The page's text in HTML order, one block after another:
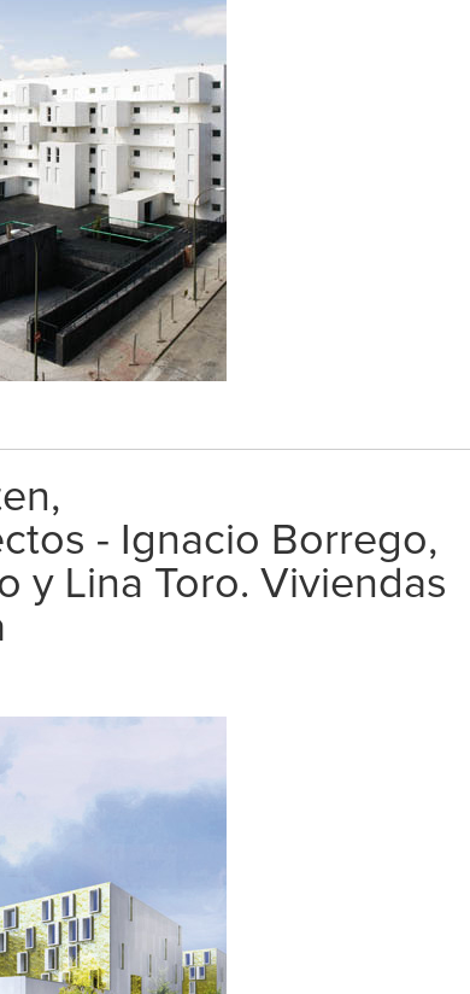
- Ignacio Borrego,
y Lina Toro. Viviendas